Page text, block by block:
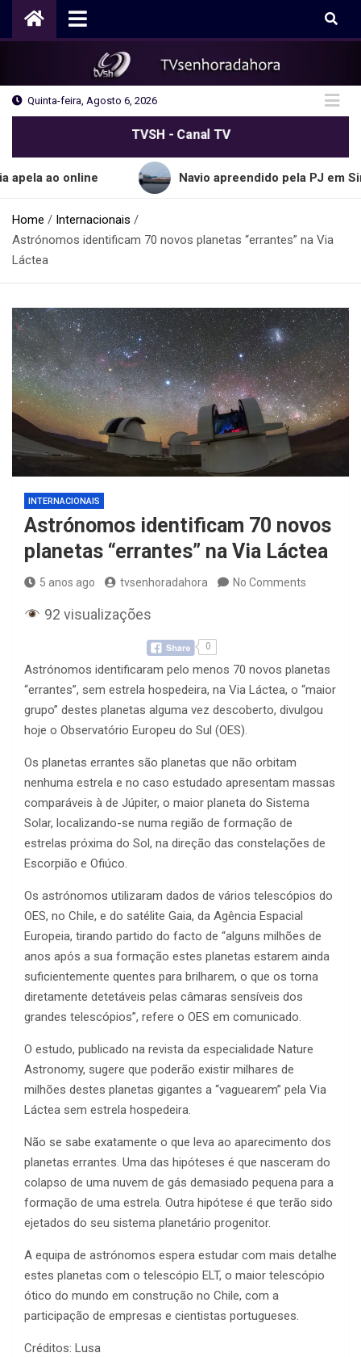
Quinta-feira, Agosto 6, 2026
TVSH - Canal TV
online Navio apreendido pela PJ em Sines
Home
Internacionais
Astrónomos identificam 70 novos planetas “errantes” na Via
Láctea
INTERNACIONAIS
Astrónomos identificam 70 novos
planetas “errantes” na Via Láctea
5 anos ago tvsenhoradahora No Comments
92 visualizações
0
Astrónomos identificaram pelo menos 70 novos planetas
“errantes”, sem estrela hospedeira, na Via Láctea, o “maior
grupo” destes planetas alguma vez descoberto, divulgou
hoje o Observatório Europeu do Sul (OES).
Os planetas errantes são planetas que não orbitam
nenhuma estrela e no caso estudado apresentam massas
comparáveis à de Júpiter, o maior planeta do Sistema
Solar, localizando-se numa região de formação de
estrelas próxima do Sol, na direção das constelações de
Escorpião e Ofiúco.
Os astrónomos utilizaram dados de vários telescópios do
OES, no Chile, e do satélite Gaia, da Agência Espacial
Europeia, tirando partido do facto de “alguns milhões de
anos após a sua formação estes planetas estarem ainda
suficientemente quentes para brilharem, o que os torna
diretamente detetáveis pelas câmaras sensíveis dos
grandes telescópios”, refere o OES em comunicado.
O estudo, publicado na revista da especialidade Nature
Astronomy, sugere que poderão existir milhares de
milhões destes planetas gigantes a “vaguearem” pela Via
Láctea sem estrela hospedeira.
Não se sabe exatamente o que leva ao aparecimento dos
planetas errantes. Uma das hipóteses é que nasceram do
colapso de uma nuvem de gás demasiado pequena para a
formação de uma estrela. Outra hipótese é que terão sido
ejetados do seu sistema planetário progenitor.
A equipa de astrónomos espera estudar com mais detalhe
estes planetas com o telescópio ELT, o maior telescópio
ótico do mundo em construção no Chile, com a
participação de empresas e cientistas portugueses.
Créditos: Lusa